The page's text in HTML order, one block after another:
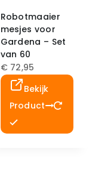
Robotmaaier
mesjes voor
Gardena – Set
van 60
€72,95
Bekijk
Product